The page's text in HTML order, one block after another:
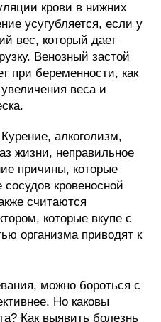
крови в нижних
усугубляется, если у
вес, который дает
Венозный застой
при беременности, как
веса и
Курение, алкоголизм,
жизни, неправильное
причины, которые
кровеносной
считаются
которые вкупе с
организма приводят к
можно бороться с
Но каковы
Как выявить болезнь